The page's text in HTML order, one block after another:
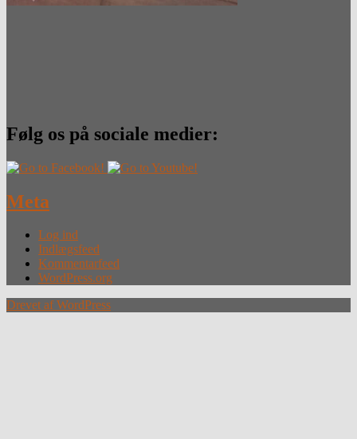
Følg os på sociale medier:
Meta
Log ind
Indlægsfeed
Kommentarfeed
WordPress.org
Drevet af WordPress